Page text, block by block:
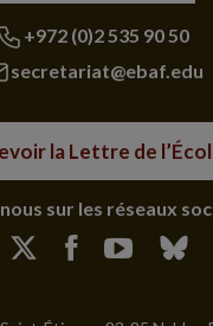
+972 (0)2 535 90 50
secretariat@ebaf.edu
la Lettre de
sur les réseaux